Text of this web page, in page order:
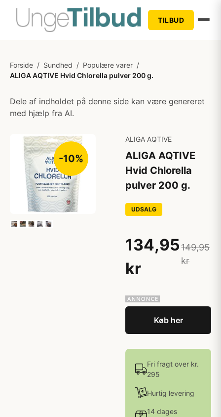
TILBUD
Forside / Sundhed / Populære varer /
ALIGA AQTIVE Hvid Chlorella pulver 200 g.
Dele af indholdet på denne side kan være genereret
med hjælp fra AI.
-10%
ALIGA AQTIVE
ALIGA AQTIVE
Hvid Chlorella
pulver 200 g.
UDSALG
134,95
kr
149,95
kr
Køb her
Fri fragt over kr.
295
Hurtig levering
14 dages